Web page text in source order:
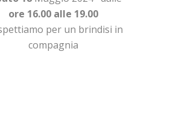
ore 16.00 alle 19.00
per un brindisi in
compagnia